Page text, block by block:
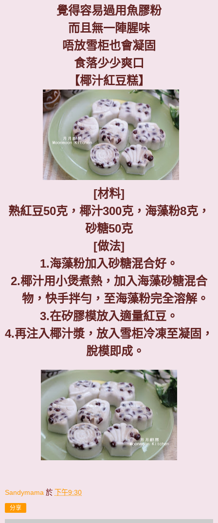
覺得容易過用魚膠粉
而且無一陣腥味
唔放雪柜也會凝固
食落少少爽口
【椰汁紅豆糕】
[材料]
熟紅豆50克，椰汁300克，海藻粉8克，
砂糖50克
[做法]
1.海藻粉加入砂糖混合好。
2.椰汁用小煲煮熱，加入海藻砂糖混合
物，快手拌勻，至海藻粉完全溶解。
3.在矽膠模放入適量紅豆。
4.再注入椰汁漿，放入雪柜冷凍至凝固，
脫模即成。
Sandymama 於 下午9:30
分享